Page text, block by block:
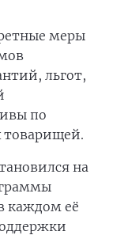
меры
льгот,
по
товарищей.
на
каждом её